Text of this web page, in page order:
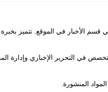
في الموقع. تتميز بخبرة
في التحرير الإخباري
المنشورة.